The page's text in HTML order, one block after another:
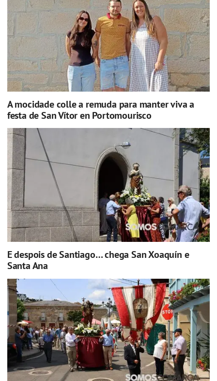
A mocidade colle a remuda para manter viva a
festa de San Vítor en Portomourisco
E despois de Santiago… chega San Xoaquín e
Santa Ana